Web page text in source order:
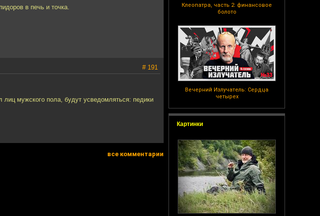
Клеопатра, часть 2: финансовое
болото
Вечерний Излучатель: Сердца
четырех
Картинки
в печь и точка.
# 191
мужского пола, будут усведомляться: педики
все комментарии